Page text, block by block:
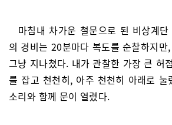
마침내 차가운 철문으로 된 비상계
의 경비는 20분마다 복도를 순찰하지
그냥 지나쳤다. 내가 관찰한 가장 큰 허
를 잡고 천천히, 아주 천천히 아래로 눌
소리와 함께 문이 열렸다.